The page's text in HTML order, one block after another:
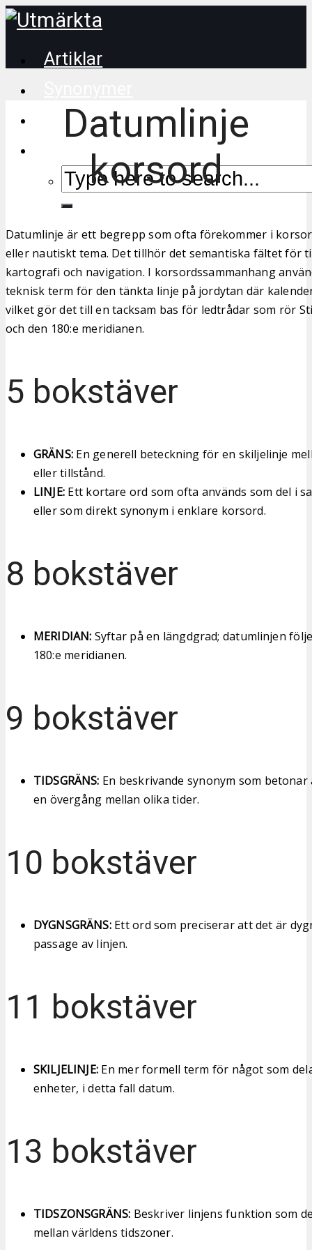
Artiklar
Korsordstips
Datumlinje
korsord
Datumlinje är ett begrepp som ofta förekommer i
eller nautiskt tema. Det tillhör det semantiska fältet för
kartografi och navigation. I korsordssammanhang
teknisk term för den tänkta linje på jordytan där
vilket gör det till en tacksam bas för ledtrådar som rör
och den 180:e meridianen.
5 bokstäver
GRÄNS:En generell beteckning för en skiljelinje
eller tillstånd.
LINJE:Ett kortare ord som ofta används som del i
eller som direkt synonym i enklare korsord.
8 bokstäver
MERIDIAN: Syftar på en längdgrad; datumlinjen
180:e meridianen.
9 bokstäver
TIDSGRÄNS: En beskrivande synonym som
en övergång mellan olika tider.
10 bokstäver
DYGNSGRÄNS:Ett ord som preciserar att det är
passage av linjen.
11 bokstäver
SKILJELINJE:En mer formell term för något som
enheter, i detta fall datum.
13 bokstäver
TIDSZONSGRÄNS: Beskriver linjens funktion som
mellan världens tidszoner.